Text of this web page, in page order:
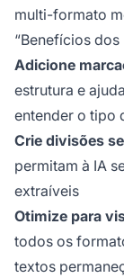
multi-formato
“Benefícios
Adicione
estrutura e
entender o tipo
Crie divisões
permitam à IA
extraíveis
Otimize para
todos os
textos